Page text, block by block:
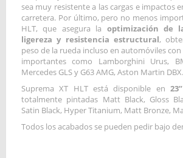
sea muy resistente a las cargas e impactos
carretera. Por último, pero no menos
HLT, que asegura la optimización de
ligereza y resistencia estructural,
peso de la rueda incluso en automóviles
importantes como Lamborghini Urus,
Mercedes GLS y G63 AMG, Aston Martin DBX.
Suprema XT HLT está disponible en 23”
totalmente pintadas Matt Black, Gloss
Satin Black, Hyper Titanium, Matt Bronze,
Todos los acabados se pueden pedir bajo